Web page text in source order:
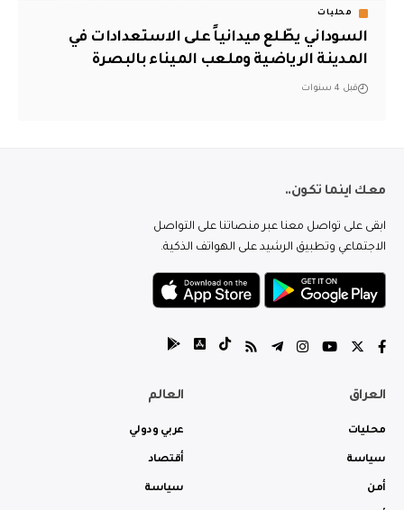
محليات
السوداني يطّلع ميدانياً على الاستعدادات في
المدينة الرياضية وملعب الميناء بالبصرة
قبل 4 سنوات
معك اينما تكون..
ابقى على تواصل معنا عبر منصاتنا على التواصل
الاجتماعي وتطبيق الرشيد على الهواتف الذكية.
العراق
محليات
سياسة
أمن
العالم
عربي ودولي
أقتصاد
سياسة